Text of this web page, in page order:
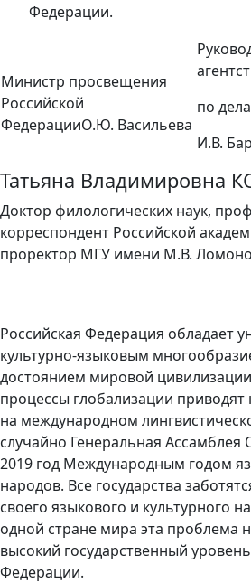
Федерации.
Министр просвещения
Российской
ФедерацииО.Ю. Васильева
по
И.В.
Татьяна Владимировна
Доктор филологических наук,
корреспондент Российской
проректор МГУ имени М.В.
Российская Федерация обладает
культурно-языковым
достоянием мировой
процессы глобализации
на международном
случайно Генеральная
2019 год Международным годом
народов. Все государства
своего языкового и культурного
одной стране мира эта проблема
высокий государственный
Федерации.